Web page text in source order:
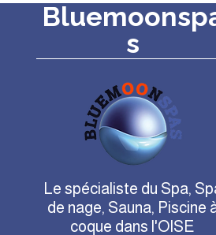
s
Le spécialiste du Spa,
de nage, Sauna, Piscine
coque dans l'OISE